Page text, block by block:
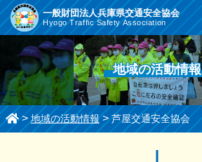
コ
ン
ツ
ま
で
ス
一般財団法人兵庫県交通安全協会
Hyogo Traffic Safety Association
地域の活動情報
>地域の活動情報>芦屋交通安全協会